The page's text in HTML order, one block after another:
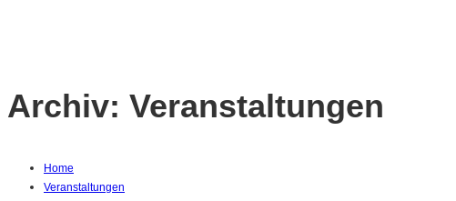
Archiv: Veranstaltungen
Home
Veranstaltungen